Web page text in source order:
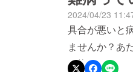
先から消えた
2024/04/23
具合が悪いと
ませんか？あ
き飽きしてい